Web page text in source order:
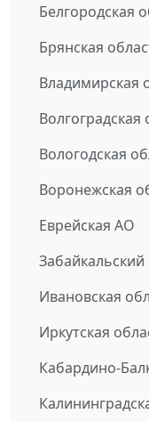
Белгородская
Брянская
Владимирская
Волгоградская
Вологодская
Воронежская
Еврейская АО
Забайкальский
Ивановская
Иркутская
Кабардино-